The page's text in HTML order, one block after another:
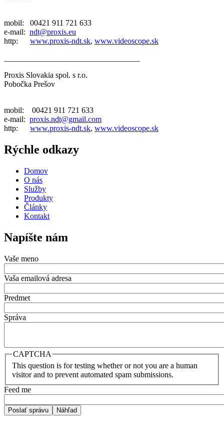
mobil: 00421 911 721 633
e-mail: ndt@proxis.eu
http: www.proxis-ndt.sk, www.videoscope.sk
Proxis Slovakia spol. s r.o.
Pobočka Prešov
mobil: 00421 911 721 633
e-mail: proxis.ndt@gmail.com
http: www.proxis-ndt.sk, www.videoscope.sk
Rýchle odkazy
Domov
O nás
Služby
Produkty
Články
Kontakt
Napíšte nám
Vaše meno
Vaša emailová adresa
Predmet
Správa
CAPTCHA
This question is for testing whether or not you are a human
visitor and to prevent automated spam submissions.
Feed me
Poslať správu Náhľad